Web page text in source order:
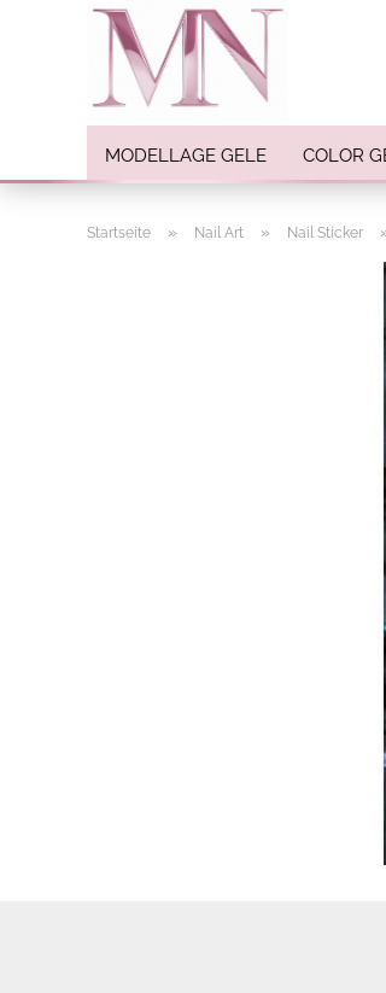
MODELLAGE GELE COLOR
Einlegemotive /
Feine Acrylfarbe /
Startseite » Nail Art » Nail Sticker